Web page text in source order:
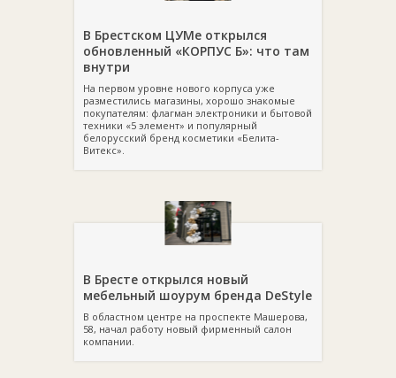
В Брестском ЦУМе открылся
обновленный «КОРПУС Б»: что там
внутри
На первом уровне нового корпуса уже
разместились магазины, хорошо знакомые
покупателям: флагман электроники и бытовой
техники «5 элемент» и популярный
белорусский бренд косметики «Белита-
Витекс».
В Бресте открылся новый
мебельный шоурум бренда DeStyle
В областном центре на проспекте Машерова,
58, начал работу новый фирменный салон
компании.